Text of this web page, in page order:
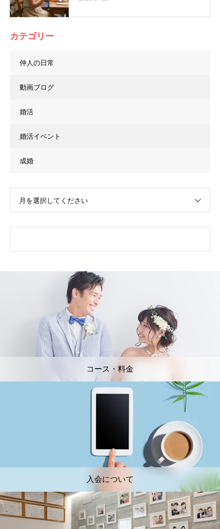
カテゴリー
仲人の日常
動画ブログ
婚活
婚活イベント
成婚
月を選択してください
コース・料金
入会について